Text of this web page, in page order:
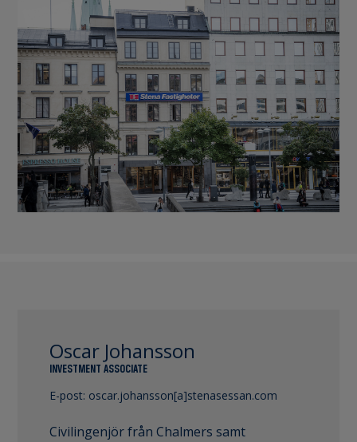
Oscar Johansson
INVESTMENT ASSOCIATE
E-post: oscar.johansson[a]stenasessan.com
Civilingenjör från Chalmers samt